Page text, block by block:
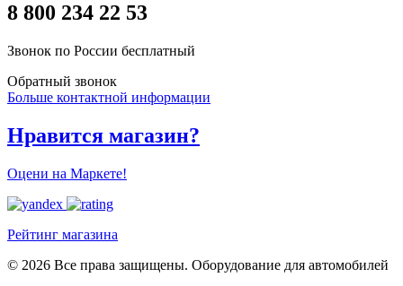
8 800 234 22 53
Звонок по России бесплатный
Обратный звонок
Больше контактной информации
Нравится магазин?
Оцени на Маркете!
Рейтинг магазина
© 2026 Все права защищены. Оборудование для автомобилей